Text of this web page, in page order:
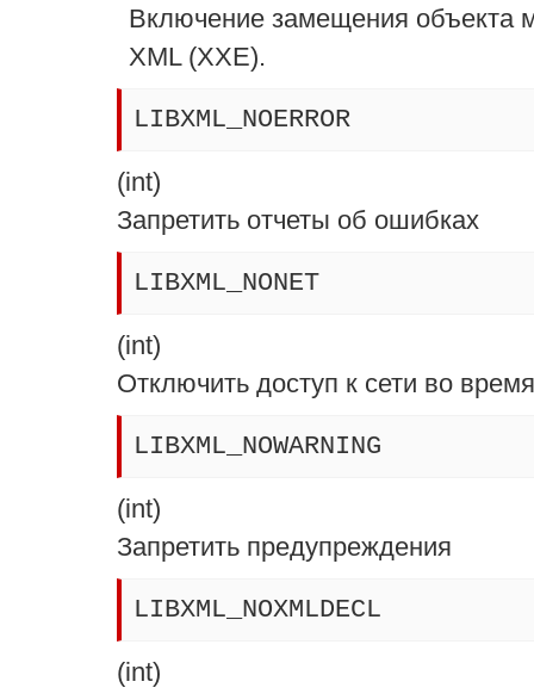
Включение замещения объекта
XML (XXE).
LIBXML_NOERROR
(int)
Запретить отчеты об ошибках
LIBXML_NONET
(int)
Отключить доступ к сети во
LIBXML_NOWARNING
(int)
Запретить предупреждения
LIBXML_NOXMLDECL
(int)